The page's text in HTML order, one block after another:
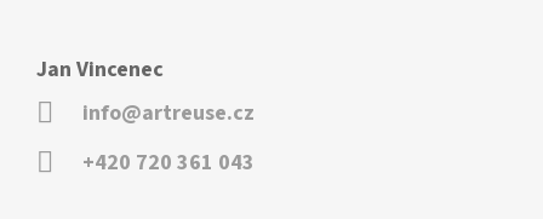
Jan Vincenec
info@artreuse.cz
+420 720 361 043